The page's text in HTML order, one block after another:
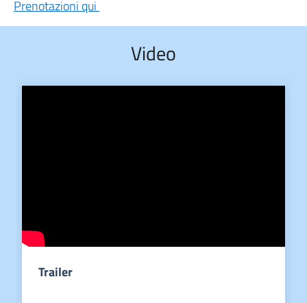
Prenotazioni qui
Video
Trailer